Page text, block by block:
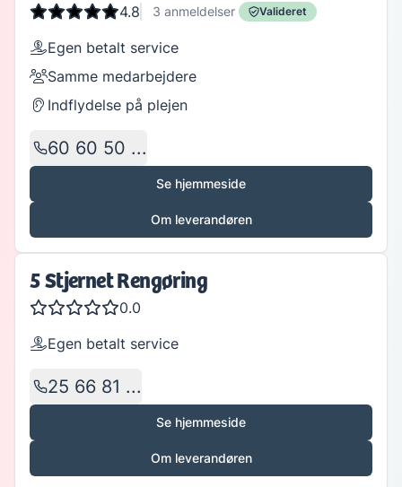
4.8 3 anmeldelser Valideret
60 60 50 ...
Se hjemmeside
Om leverandøren
Egen betalt service
Samme medarbejdere
Indflydelse på plejen
5 Stjernet Rengøring
0.0
25 66 81 ...
Se hjemmeside
Om leverandøren
Egen betalt service